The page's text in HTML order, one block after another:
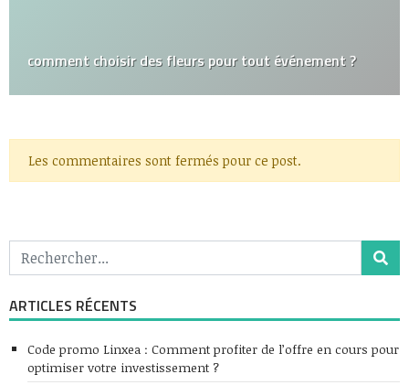
comment choisir des fleurs pour tout événement ?
Les commentaires sont fermés pour ce post.
ARTICLES RÉCENTS
Code promo Linxea : Comment profiter de l’offre en cours pour
optimiser votre investissement ?